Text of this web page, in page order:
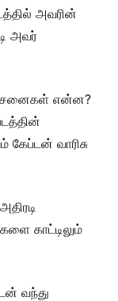
அவரின்
அவர்
என்ன?
கேப்டன் வாரிசு
காட்டிலும்
வந்து